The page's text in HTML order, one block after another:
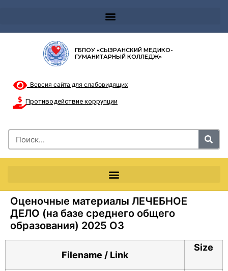
ГБПОУ «СЫЗРАНСКИЙ МЕДИКО-
ГУМАНИТАРНЫЙ КОЛЛЕДЖ»
Версия сайта для слабовидящих
Противодействие коррупции
Оценочные материалы ЛЕЧЕБНОЕ
ДЕЛО (на базе среднего общего
образования) 2025 ОЗ
Filename / Link
Size